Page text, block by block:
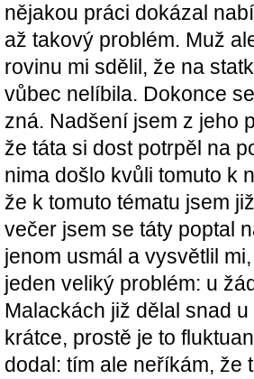
nějakou práci dokázal
až takový problém. Muž
rovinu mi sdělil, že na
vůbec nelíbila. Dokonce
zná. Nadšení jsem z jeho
že táta si dost potrpěl na
nima došlo kvůli tomuto k
že k tomuto tématu jsem
večer jsem se táty poptal
jenom usmál a vysvětlil
jeden veliký problém: u
Malackách již dělal snad
krátce, prostě je to
dodal: tím ale neříkám, že